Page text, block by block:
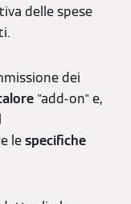
delle spese
dei
"add-on" e,
lespecifiche